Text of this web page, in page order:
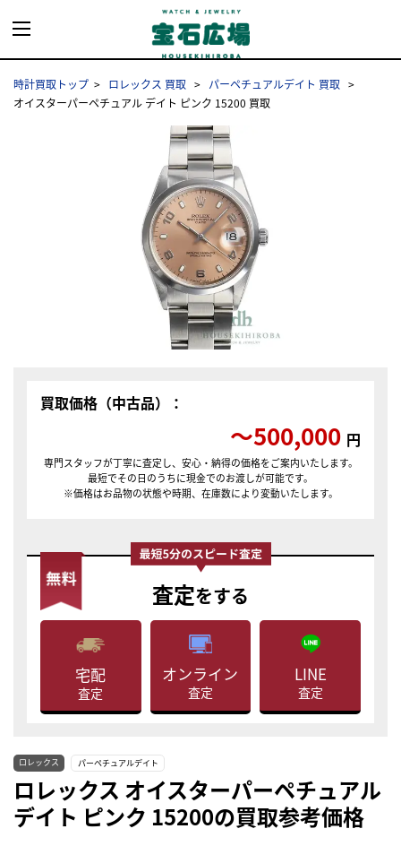
時計買取トップ ロレックス 買取
パーペチュアルデイト 買取
オイスターパーペチュアル デイト ピンク 15200 買取
買取価格（中古品）：
〜500,000 円
専門スタッフが丁寧に査定し、安心・納得の価格をご案内いたします。
最短でその日のうちに現金でのお渡しが可能です。
※価格はお品物の状態や時期、在庫数により変動いたします。
査定をする
宅配
査定
オンライン
査定
LINE
査定
ロレックス パーペチュアルデイト
ロレックス オイスターパーペチュアル
デイト ピンク 15200の買取参考価格